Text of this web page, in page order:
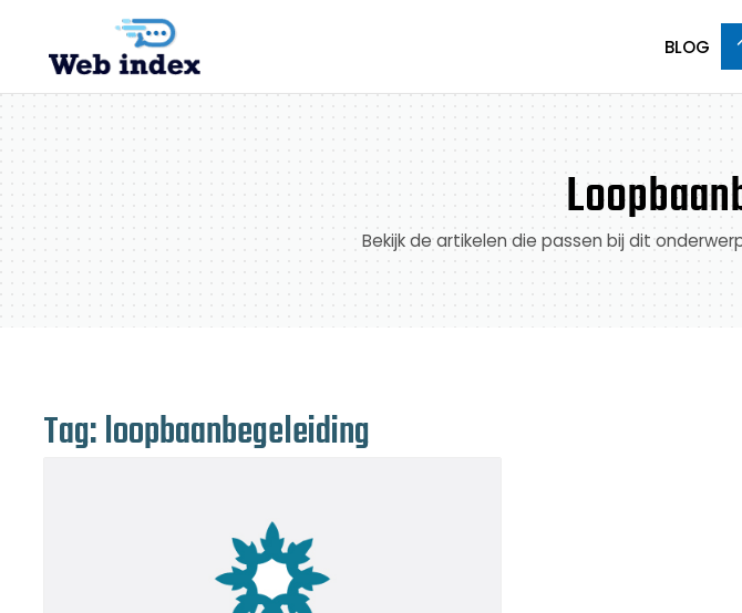
BLOG
Bekijk de artikelen die passen bij dit
Tag: loopbaanbegeleiding